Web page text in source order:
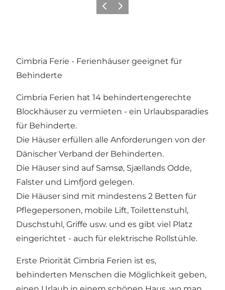
ZurückWeiter
Cimbria Ferie - Ferienhäuser geeignet für
Behinderte
Cimbria Ferien hat 14 behindertengerechte
Blockhäuser zu vermieten - ein Urlaubsparadies
für Behinderte.
Die Häuser erfüllen alle Anforderungen von der
Dänischer Verband der Behinderten.
Die Häuser sind auf Samsø, Sjællands Odde,
Falster und Limfjord gelegen.
Die Häuser sind mit mindestens 2 Betten für
Pflegepersonen, mobile Lift, Toilettenstuhl,
Duschstuhl, Griffe usw. und es gibt viel Platz
eingerichtet - auch für elektrische Rollstühle.
Erste Priorität Cimbria Ferien ist es,
behinderten Menschen die Möglichkeit geben,